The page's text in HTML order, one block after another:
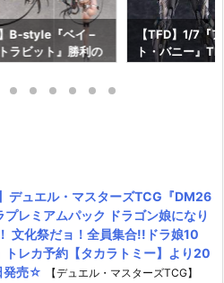
】B-style『ベイ –
ラビット』勝利の
ング】より2026
【TFD】1/7『
ト・バニー』
デュエル・マスターズTCG『DM26
レミアムパック ドラゴン娘になり
文化祭だョ！全員集合!!ドラ娘10
トレカ予約【タカラトミー】より20
発売☆
【デュエル・マスターズTCG】